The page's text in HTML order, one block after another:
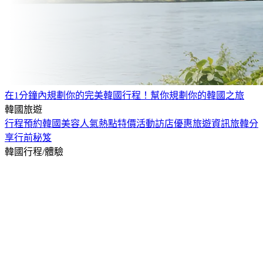
在1分鐘內規劃你的完美韓國行程！ 幫你規劃你的韓國之旅
韓國旅遊
行程預約韓國美容人氣熱點特價活動訪店優惠旅遊資訊旅韓分
享行前秘笈
韓國行程/體驗